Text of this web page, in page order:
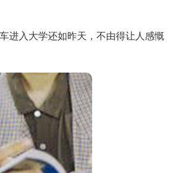
入大学还如昨天，不由得让人感慨